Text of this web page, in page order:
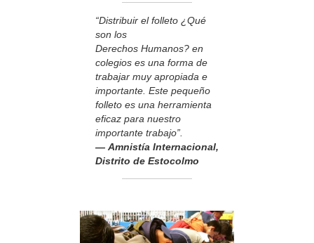
“Distribuir el folleto ¿Qué
son los
Derechos Humanos? en
colegios es una forma de
trabajar muy apropiada e
importante. Este pequeño
folleto es una herramienta
eficaz para nuestro
importante trabajo”.
— Amnistía Internacional,
Distrito de Estocolmo